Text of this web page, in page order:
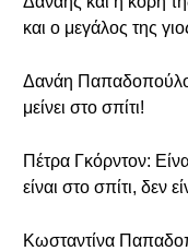
και ο μεγάλος της
Δανάη
μείνει στο σπίτι!
Πέτρα Γκόρντον:
είναι στο σπίτι, δεν
Κωσταντίνα